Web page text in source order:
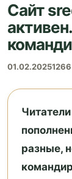
Сайт
01.02.2025
разные,